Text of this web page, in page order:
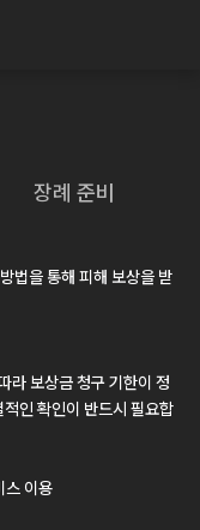
장례 준비
법을 통해 피해 보상을 받
라 보상금 청구 기한이 정
인 확인이 반드시 필요합
스 이용